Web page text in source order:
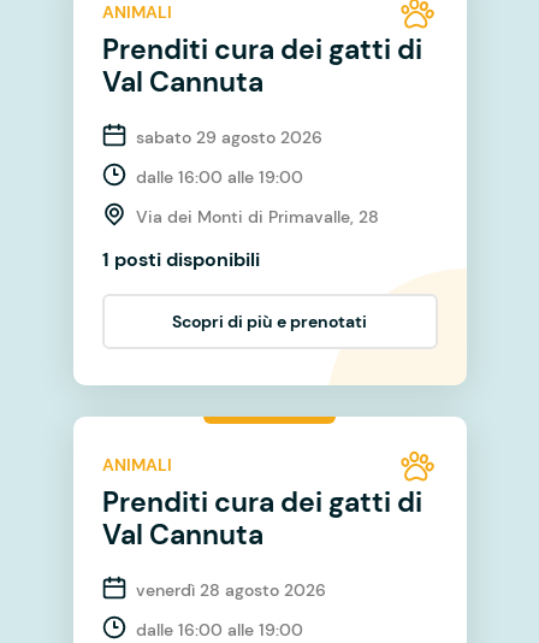
ANIMALI
Prenditi cura dei gatti di
Val Cannuta
sabato 29 agosto 2026
dalle 16:00 alle 19:00
Via dei Monti di Primavalle, 28
1 posti disponibili
Scopri di più e prenotati
ANIMALI
Prenditi cura dei gatti di
Val Cannuta
venerdì 28 agosto 2026
dalle 16:00 alle 19:00